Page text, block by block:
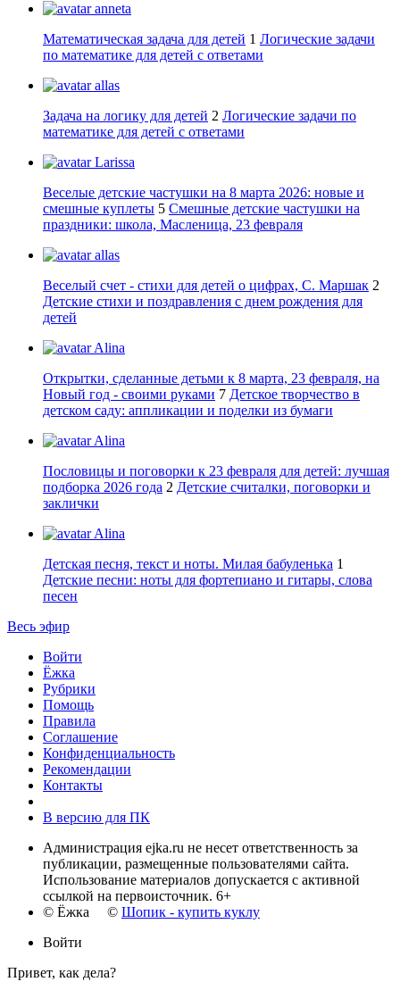
anneta
Математическая задача для детей 1 Логические задачи
по математике для детей с ответами
allas
Задача на логику для детей 2 Логические задачи по
математике для детей с ответами
Larissa
Веселые детские частушки на 8 марта 2026: новые и
смешные куплеты 5 Смешные детские частушки на
праздники: школа, Масленица, 23 февраля
allas
Веселый счет - стихи для детей о цифрах, С. Маршак 2
Детские стихи и поздравления с днем рождения для
детей
Alina
Открытки, сделанные детьми к 8 марта, 23 февраля, на
Новый год - своими руками 7 Детское творчество в
детском саду: аппликации и поделки из бумаги
Alina
Пословицы и поговорки к 23 февраля для детей: лучшая
подборка 2026 года 2 Детские считалки, поговорки и
заклички
Alina
Детская песня, текст и ноты. Милая бабуленька 1
Детские песни: ноты для фортепиано и гитары, слова
песен
Весь эфир
Войти
Ёжка
Рубрики
Помощь
Правила
Соглашение
Конфиденциальность
Рекомендации
Контакты
В версию для ПК
Администрация ejka.ru не несет ответственность за
публикации, размещенные пользователями сайта.
Использование материалов допускается с активной
ссылкой на первоисточник. 6+
© Ёжка © Шопик - купить куклу
Войти
Привет, как дела?